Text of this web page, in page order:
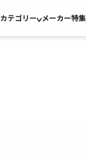
カテゴリー メーカー特集